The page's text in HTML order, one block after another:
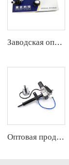
Заводская оптовая распродажа полного комплекта деталей шасси автомобиля, таких как передняя стабилизаторная связь для Chevrolet EPICA OE:96225858
Оптовая продажа высококачественного электроусилителя руля по лучшей цене от производителя